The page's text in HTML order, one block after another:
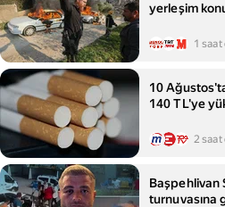
yerleşim
1 saat
10
140 TL'ye
2 saat
Başpehlivan
turnuvasına